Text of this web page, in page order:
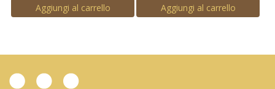
Aggiungi al carrello Aggiungi al carrello